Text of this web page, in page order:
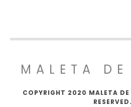
MALETA
COPYRIGHT 2020 MALETA DE
RESERVED.